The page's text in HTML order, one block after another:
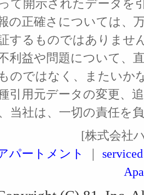
て開示されたデータを
の正確さについては、
するものではありませ
利益や問題について、
のではなく、またいか
引用元データの変更、
当社は、一切の責任を
[株式会社
パートメント